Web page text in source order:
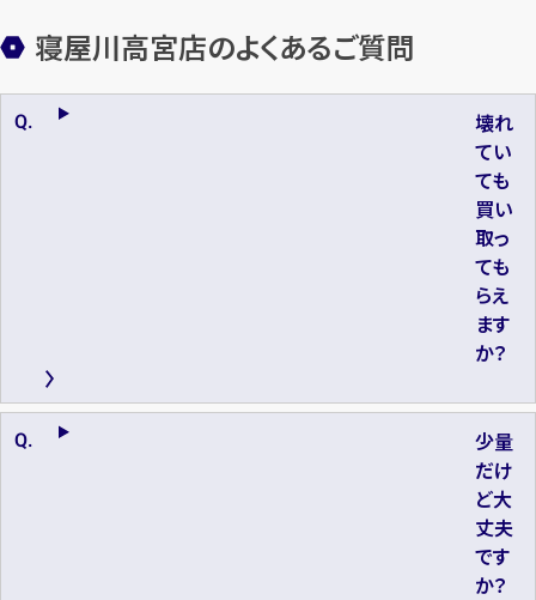
寝屋川高宮店のよくあるご質問
壊れ
てい
ても
買い
取っ
ても
らえ
ます
か？
少量
だけ
ど大
丈夫
です
か？